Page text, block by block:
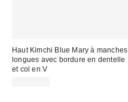
Haut Kimchi Blue Mary à manches
longues avec bordure en dentelle
et col en V